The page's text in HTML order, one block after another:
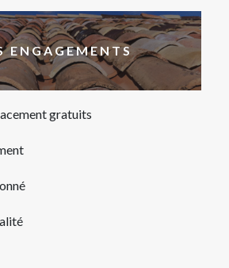
ENGAGEMENTS
gratuits